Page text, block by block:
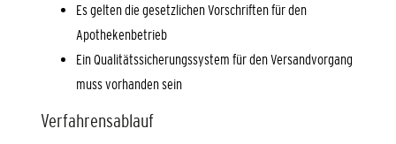
Es gelten die gesetzlichen Vorschriften für den
Apothekenbetrieb
Ein Qualitätssicherungssystem für den Versandvorgang
muss vorhanden sein
Verfahrensablauf